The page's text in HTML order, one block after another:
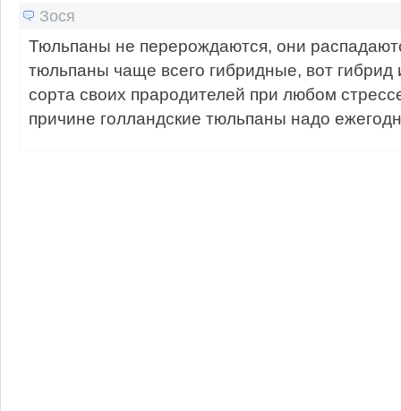
Зося
Тюльпаны не перерождаются, они
тюльпаны чаще всего гибридные, вот гибрид
сорта своих прародителей при любом
причине голландские тюльпаны надо